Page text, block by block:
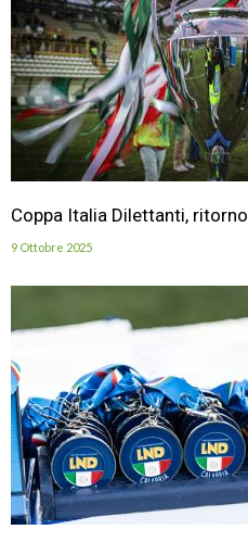
Coppa Italia Dilettanti,
9 Ottobre 2025